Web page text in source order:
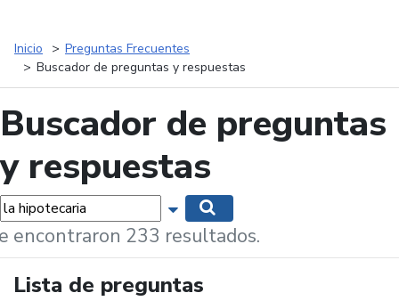
Inicio
Preguntas Frecuentes
Buscador de preguntas y respuestas
Buscador de preguntas
y respuestas
Mostrar opciones de búsqueda
encontraron 233 resultados.
Lista de preguntas